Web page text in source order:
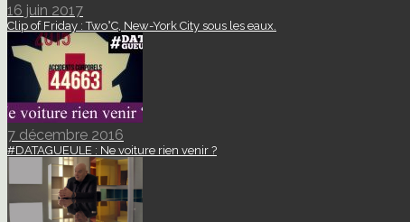
16 juin 2017
Clip of Friday : Two°C, New-York City sous les eaux.
7 décembre 2016
#DATAGUEULE : Ne voiture rien venir ?